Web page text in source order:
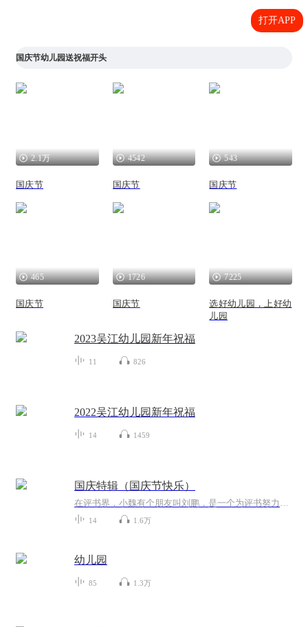
打开APP
国庆节幼儿园送祝福开头
2.1万
国庆节
4542
国庆节
543
国庆节
465
国庆节
1726
国庆节
7225
选好幼儿园，上好幼
儿园
2023吴江幼儿园新年祝福
11 826
2022吴江幼儿园新年祝福
14 1459
国庆特辑（国庆节快乐）
在评书界，小魏有个朋友叫刘鹏，是一个为评书努力的小伙子。在2021年国庆期间，他想弄个特辑，便烦劳我给他录个爱国题材的评书小段儿。这种事情，不是特殊情况，小魏一般不会拒绝，也就给其录了一个《鲁迅踢鬼》，等他传完，我再传到我的专辑里。另外，小...
14 1.6万
幼儿园
85 1.3万